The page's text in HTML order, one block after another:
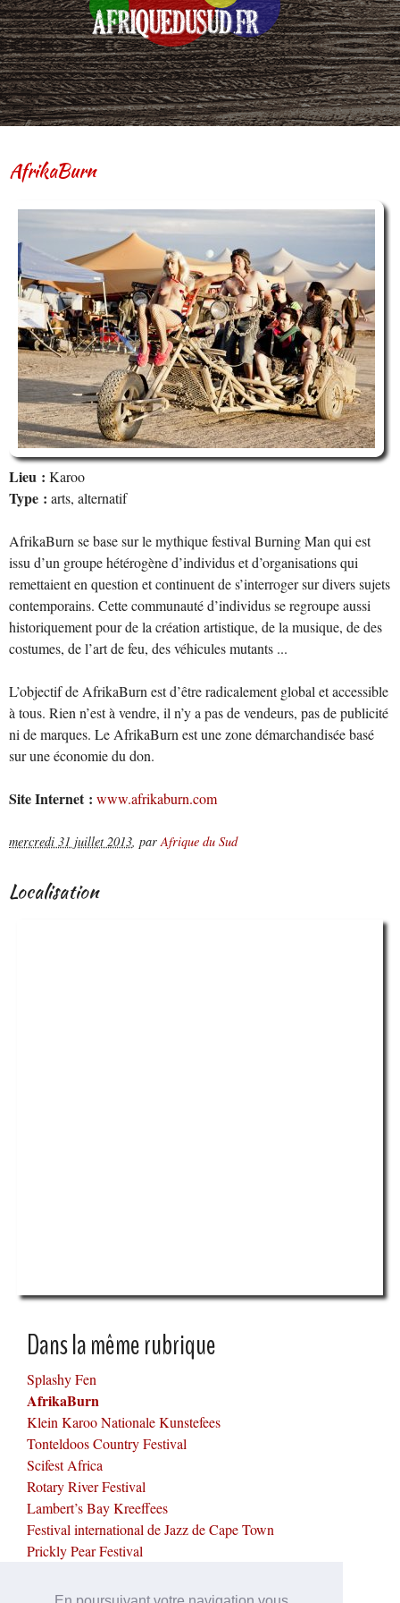
AfrikaBurn
Lieu : Karoo
Type : arts, alternatif
AfrikaBurn se base sur le mythique festival Burning Man qui est
issu d’un groupe hétérogène d’individus et d’organisations qui
remettaient en question et continuent de s’interroger sur divers sujets
contemporains. Cette communauté d’individus se regroupe aussi
historiquement pour de la création artistique, de la musique, de des
costumes, de l’art de feu, des véhicules mutants ...
L’objectif de AfrikaBurn est d’être radicalement global et accessible
à tous. Rien n’est à vendre, il n’y a pas de vendeurs, pas de publicité
ni de marques. Le AfrikaBurn est une zone démarchandisée basé
sur une économie du don.
Site Internet : www.afrikaburn.com
mercredi 31 juillet 2013, parAfrique du Sud
Localisation
Dans la même rubrique
Splashy Fen
AfrikaBurn
Klein Karoo Nationale Kunstefees
Tonteldoos Country Festival
Scifest Africa
Rotary River Festival
Lambert’s Bay Kreeffees
Festival international de Jazz de Cape Town
Prickly Pear Festival